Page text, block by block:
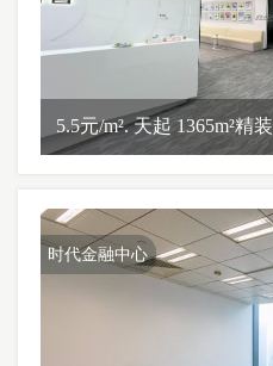
5.5元/m². 天起 1365m²精装
时代金融中心